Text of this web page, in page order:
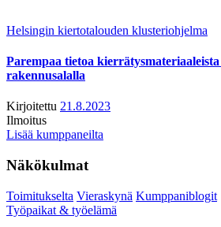
Helsingin kiertotalouden klusteriohjelma
Parempaa tietoa
rakennusalalla
Kirjoitettu 21.8.2023
Ilmoitus
Lisää kumppaneilta
Näkökulmat
Toimitukselta Vieraskynä Kumppaniblogit
Työpaikat & työelämä